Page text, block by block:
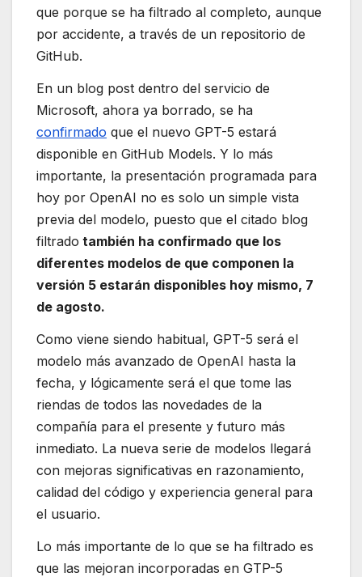
que porque se ha filtrado al completo, aunque
por accidente, a través de un repositorio de
GitHub.
En un blog post dentro del servicio de
Microsoft, ahora ya borrado, se ha
confirmado que el nuevo GPT-5 estará
disponible en GitHub Models. Y lo más
importante, la presentación programada para
hoy por OpenAI no es solo un simple vista
previa del modelo, puesto que el citado blog
filtrado también ha confirmado que los
diferentes modelos de que componen la
versión 5 estarán disponibles hoy mismo, 7
de agosto.
Como viene siendo habitual, GPT-5 será el
modelo más avanzado de OpenAI hasta la
fecha, y lógicamente será el que tome las
riendas de todos las novedades de la
compañía para el presente y futuro más
inmediato. La nueva serie de modelos llegará
con mejoras significativas en razonamiento,
calidad del código y experiencia general para
el usuario.
Lo más importante de lo que se ha filtrado es
que las mejoran incorporadas en GTP-5